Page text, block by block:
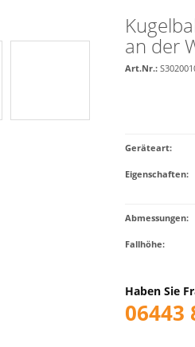
an der
Art.Nr.:
Geräteart:
Eigenschaften:
Abmessungen:
Fallhöhe:
Haben Sie
06443